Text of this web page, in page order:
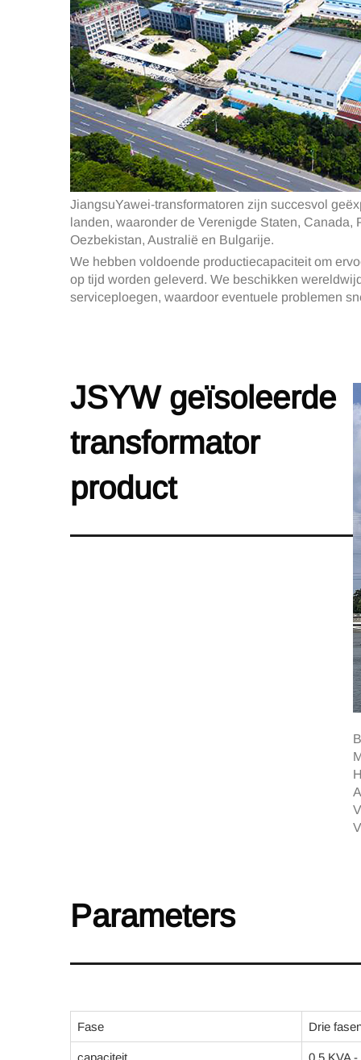
JiangsuYawei-transformatoren zijn succesvol
landen, waaronder de Verenigde Staten, Canada,
Oezbekistan, Australië en Bulgarije.
We hebben voldoende productiecapaciteit om
op tijd worden geleverd. We beschikken
serviceploegen, waardoor eventuele problemen
JSYW geïsoleerde
transformator
product
Parameters
Fase Drie